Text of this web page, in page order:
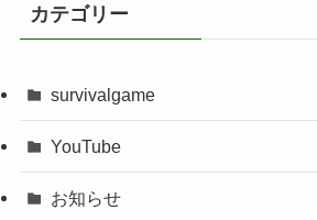
カテゴリー
survivalgame
YouTube
お知らせ